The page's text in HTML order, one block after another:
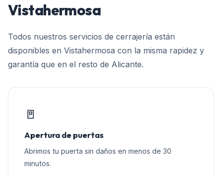
Vistahermosa
Todos nuestros servicios de cerrajería están
disponibles en Vistahermosa con la misma rapidez y
garantía que en el resto de Alicante.
🚪
Apertura de puertas
Abrimos tu puerta sin daños en menos de 30
minutos.